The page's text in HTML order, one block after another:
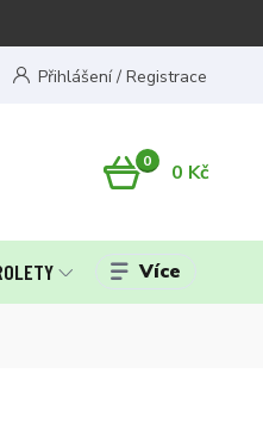
Přihlášení / Registrace
0 0 Kč
Více